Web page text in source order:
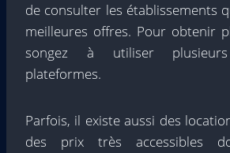
de consulter les établissements
meilleures offres. Pour obtenir
songez à utiliser
plateformes.
Parfois, il existe aussi des
des prix très accessibles